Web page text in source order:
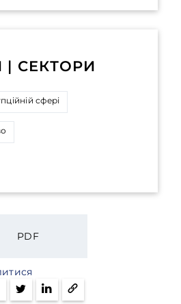
| СЕКТОРИ
сфері
PDF